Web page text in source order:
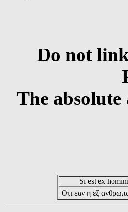
Do not
The absolute
Si est ex
Οτι εαν η εξ